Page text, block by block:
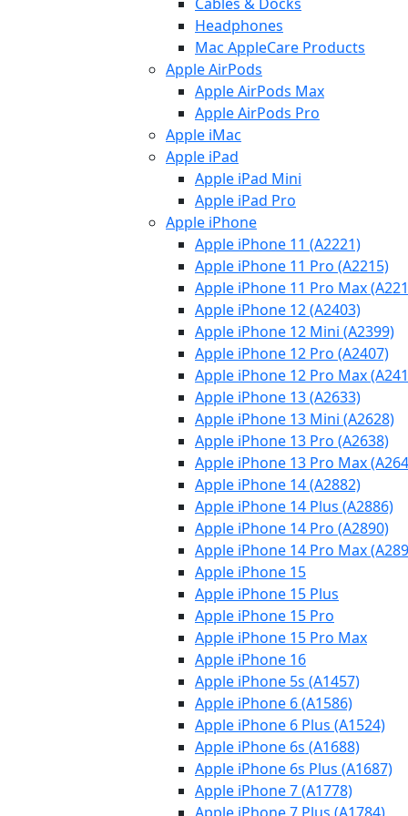
Headphones
Mac AppleCare Products
Apple AirPods
Apple AirPods Max
Apple AirPods Pro
Apple iMac
Apple iPad
Apple iPad Mini
Apple iPad Pro
Apple iPhone
Apple iPhone 11 (A2221)
Apple iPhone 11 Pro (A2215)
Apple iPhone 11 Pro Max
Apple iPhone 12 (A2403)
Apple iPhone 12 Mini (A2399)
Apple iPhone 12 Pro (A2407)
Apple iPhone 12 Pro Max
Apple iPhone 13 (A2633)
Apple iPhone 13 Mini (A2628)
Apple iPhone 13 Pro (A2638)
Apple iPhone 13 Pro Max
Apple iPhone 14 (A2882)
Apple iPhone 14 Plus (A2886)
Apple iPhone 14 Pro (A2890)
Apple iPhone 14 Pro Max
Apple iPhone 15
Apple iPhone 15 Plus
Apple iPhone 15 Pro
Apple iPhone 15 Pro Max
Apple iPhone 16
Apple iPhone 5s (A1457)
Apple iPhone 6 (A1586)
Apple iPhone 6 Plus (A1524)
Apple iPhone 6s (A1688)
Apple iPhone 6s Plus (A1687)
Apple iPhone 7 (A1778)